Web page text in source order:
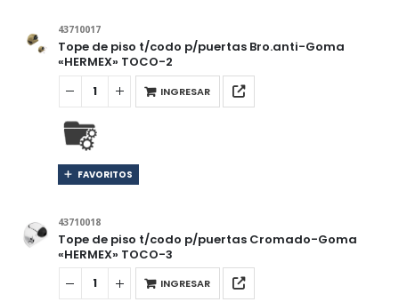
43710017
Tope de piso t/codo p/puertas Bro.anti-Goma
«HERMEX» TOCO-2
INGRESAR
FAVORITOS
43710018
Tope de piso t/codo p/puertas Cromado-Goma
«HERMEX» TOCO-3
INGRESAR